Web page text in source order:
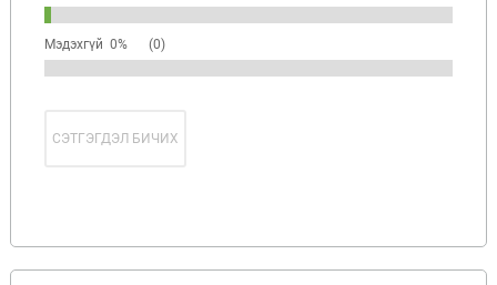
Мэдэхгүй 0% (0)
СЭТГЭГДЭЛ БИЧИХ